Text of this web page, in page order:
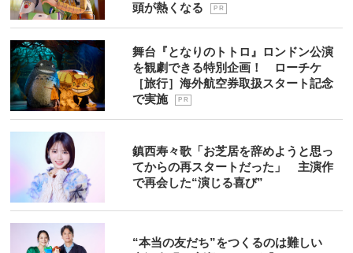
頭が熱くなる
P R
舞台『となりのトトロ』ロンドン公演
を観劇できる特別企画！ ローチケ
［旅行］海外航空券取扱スタート記念
で実施
P R
鎮西寿々歌「お芝居を辞めようと思っ
てからの再スタートだった」 主演作
で再会した“演じる喜び”
“本当の友だち”をつくるのは難しい